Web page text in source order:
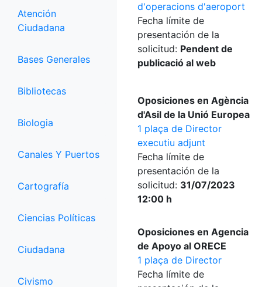
Atención
Ciudadana
Bases Generales
Bibliotecas
Biologia
Canales Y Puertos
Cartografía
Ciencias Políticas
Ciudadana
Civismo
d'operacions d'aeroport
Fecha límite de
presentación de la
solicitud: Pendent de
publicació al web
Oposiciones en Agència
d'Asil de la Unió Europea
1 plaça de Director
executiu adjunt
Fecha límite de
presentación de la
solicitud: 31/07/2023
12:00 h
Oposiciones en Agencia
de Apoyo al ORECE
1 plaça de Director
Fecha límite de